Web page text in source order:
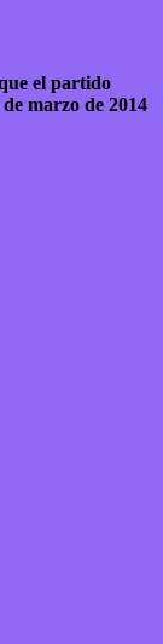
el partido
marzo de 2014